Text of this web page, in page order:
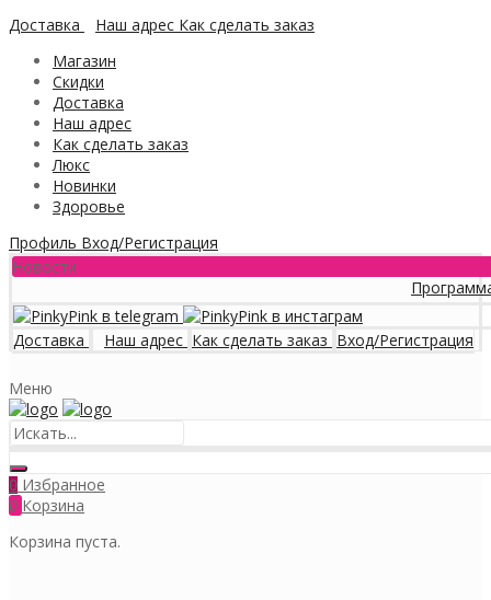
Доставка
Наш адрес Как сделать заказ
Магазин
Скидки
Доставка
Наш адрес
Как сделать заказ
Люкс
Новинки
Здоровье
Профиль Вход/Регистрация
Новости
Программа
Доставка Наш адрес Как сделать заказ Вход/Регистрация
Меню
0 Избранное
0 Корзина
Корзина пуста.